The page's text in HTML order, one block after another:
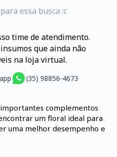
essa busca :c
time de atendimento.
que ainda não
na loja virtual.
(35) 98856-4673
complementos
um floral ideal para
uma melhor desempenho e